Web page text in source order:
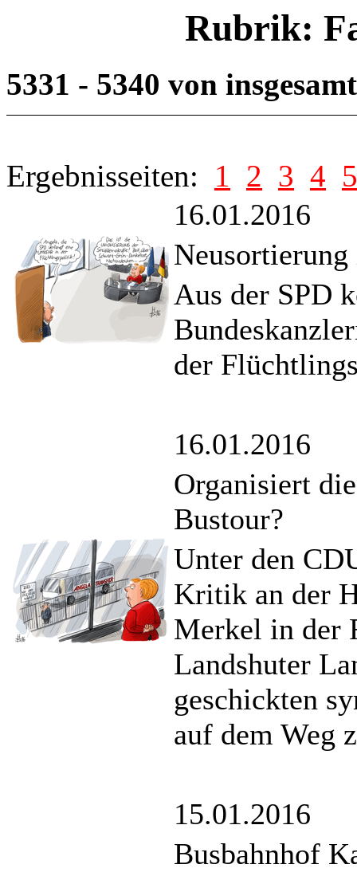
Rubrik:
5331 - 5340 von
Ergebnisseiten: 1 2 3 4 5
16.01.2016
Aus der SPD
der
16.01.2016
Organisiert
Bustour?
Unter den
Kritik an der
Merkel in der
Landshuter
geschickten
auf dem Weg
15.01.2016
Busbahnhof